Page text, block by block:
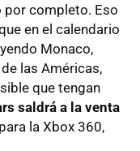
por completo. Eso
en el calendario
Monaco,
las Américas,
que tengan
saldrá a la venta
la Xbox 360,